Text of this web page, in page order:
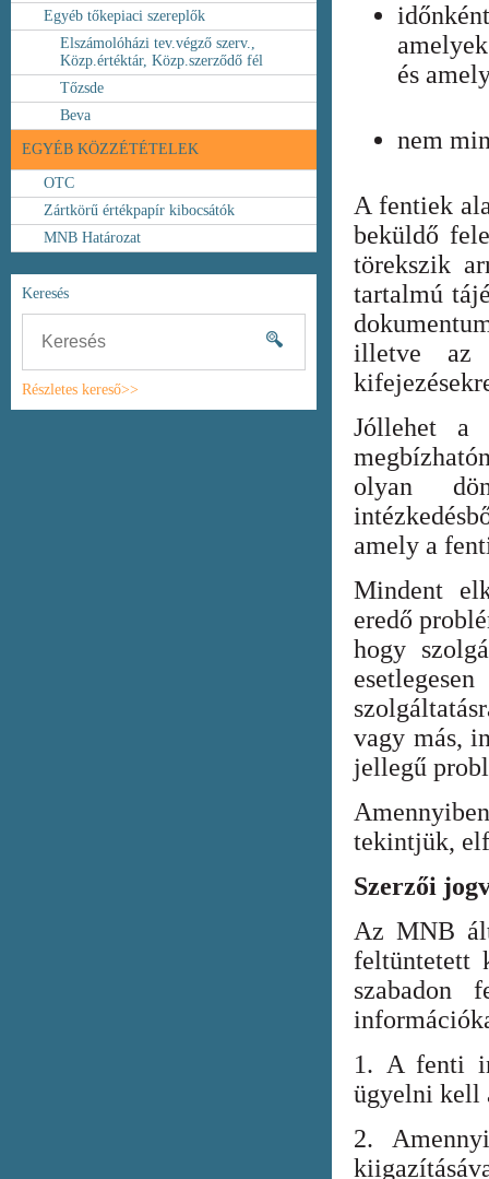
Egyéb tőkepiaci szereplők
Elszámolóházi tev.végző szerv.,
Közp.értéktár, Közp.szerződő fél
Tőzsde
Beva
EGYÉB KÖZZÉTÉTELEK
OTC
Zártkörű értékpapír kibocsátók
MNB Határozat
Keresés
Részletes kereső>>
és
nem
A fentiek
beküldő
törekszik
tartalmú
illetve az
Jóllehet a
olyan
amely a
Mindent
eredő
hogy
vagy más,
jellegű
tekintjük,
Szerzői
Az MNB
feltüntetett
szabadon
1. A fenti
ügyelni kell
2.